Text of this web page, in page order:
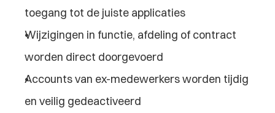
toegang tot de juiste applicaties
Wijzigingen in functie, afdeling of contract
worden direct doorgevoerd
Accounts van ex-medewerkers worden tijdig
en veilig gedeactiveerd